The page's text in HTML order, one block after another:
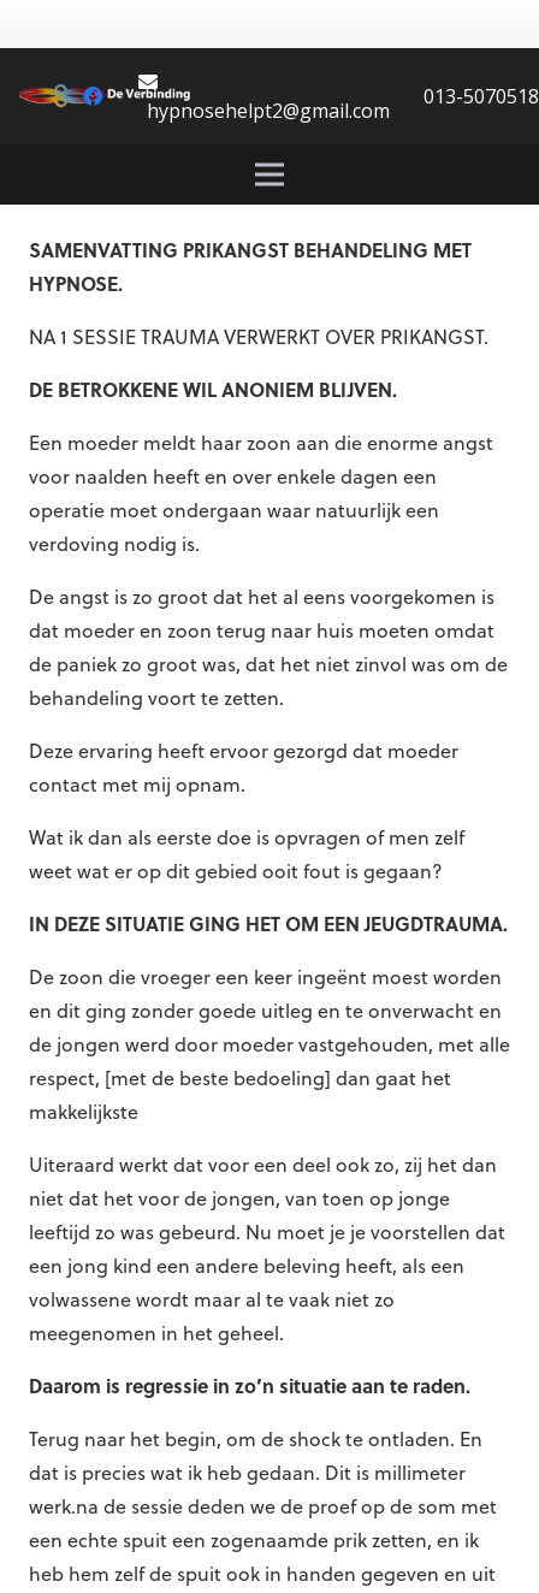
hypnosehelpt2@gmail.com
013-
SAMENVATTING PRIKANGST BEHANDELING MET
HYPNOSE.
NA 1 SESSIE TRAUMA VERWERKT OVER PRIKANGST.
DE BETROKKENE WIL ANONIEM BLIJVEN.
Een moeder meldt haar zoon aan die enorme angst
voor naalden heeft en over enkele dagen een
operatie moet ondergaan waar natuurlijk een
verdoving nodig is.
De angst is zo groot dat het al eens voorgekomen is
dat moeder en zoon terug naar huis moeten omdat
de paniek zo groot was, dat het niet zinvol was om de
behandeling voort te zetten.
Deze ervaring heeft ervoor gezorgd dat moeder
contact met mij opnam.
Wat ik dan als eerste doe is opvragen of men zelf
weet wat er op dit gebied ooit fout is gegaan?
IN DEZE SITUATIE GING HET OM EEN JEUGDTRAUMA.
De zoon die vroeger een keer ingeënt moest worden
en dit ging zonder goede uitleg en te onverwacht en
de jongen werd door moeder vastgehouden, met alle
respect, [met de beste bedoeling] dan gaat het
makkelijkste
Uiteraard werkt dat voor een deel ook zo, zij het dan
niet dat het voor de jongen, van toen op jonge
leeftijd zo was gebeurd. Nu moet je je voorstellen dat
een jong kind een andere beleving heeft, als een
volwassene wordt maar al te vaak niet zo
meegenomen in het geheel.
Daarom is regressie in zo’n situatie aan te raden.
Terug naar het begin, om de shock te ontladen. En
dat is precies wat ik heb gedaan. Dit is millimeter
werk.na de sessie deden we de proef op de som met
een echte spuit een zogenaamde prik zetten, en ik
heb hem zelf de spuit ook in handen gegeven en uit